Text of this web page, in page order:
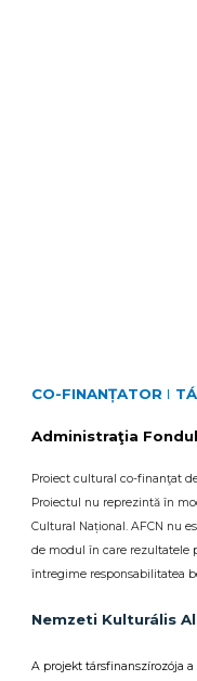
CO-FINANȚATOR I
Administraţia
Proiect cultural co-finanţat
Proiectul nu reprezintă în
Cultural Național. AFCN nu
de modul în care rezultatele
întregime responsabilitatea
Nemzeti Kulturális
A projekt társfinanszírozója